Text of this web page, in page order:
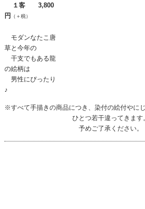
１客 3,800
円
（＋税）
モダンなたこ唐
草と今年の
干支でもある龍
の絵柄は
男性にぴったり
♪
※すべて手描きの商品につき、染付の絵付やに
ひとつ若干違ってきます
予めご了承ください。